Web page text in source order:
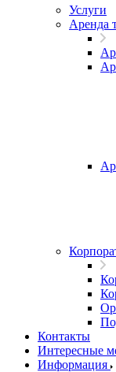
Услуги
Аренда
Контакты
Интересные
Информация